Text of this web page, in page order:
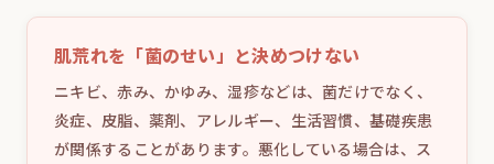
肌荒れを「菌のせい」と決めつけない
ニキビ、赤み、かゆみ、湿疹などは、菌だけでなく、
炎症、皮脂、薬剤、アレルギー、生活習慣、基礎疾患
が関係することがあります。悪化している場合は、ス